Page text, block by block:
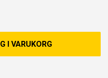
I VARUKORG